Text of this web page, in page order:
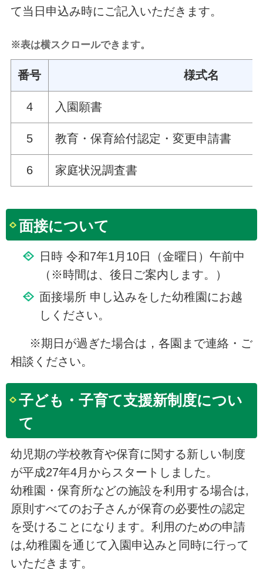
て当日申込み時にご記入いただきます。
※表は横スクロールできます。
番号 様式名
4 入園願書
5 教育・保育給付認定・変更申請
6 家庭状況調査書
面接について
日時 令和7年1月10日（金曜日）午前中
（※時間は、後日ご案内します。）
面接場所 申し込みをした幼稚園にお越
しください。
※期日が過ぎた場合は，各園まで連絡・ご
相談ください。
子ども・子育て支援新制度につい
て
幼児期の学校教育や保育に関する新しい制度
が平成27年4月からスタートしました。
幼稚園・保育所などの施設を利用する場合は,
原則すべてのお子さんが保育の必要性の認定
を受けることになります。利用のための申請
は,幼稚園を通じて入園申込みと同時に行って
いただきます。